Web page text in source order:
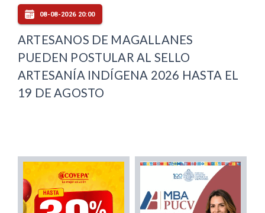
08-08-2026 20:00
ARTESANOS DE MAGALLANES
PUEDEN POSTULAR AL SELLO
ARTESANÍA INDÍGENA 2026 HASTA EL
19 DE AGOSTO